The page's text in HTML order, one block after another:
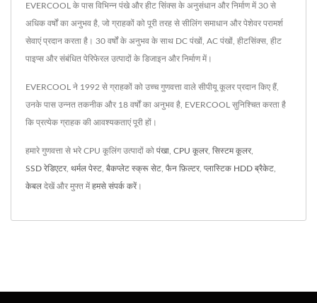
EVERCOOL के पास विभिन्न पंखे और हीट सिंक्स के अनुसंधान और निर्माण में 30 से
अधिक वर्षों का अनुभव है, जो ग्राहकों को पूरी तरह से सीलिंग समाधान और पेशेवर परामर्श
सेवाएं प्रदान करता है। 30 वर्षों के अनुभव के साथ DC पंखों, AC पंखों, हीटसिंक्स, हीट
पाइप्स और संबंधित पेरिफेरल उत्पादों के डिजाइन और निर्माण में।
EVERCOOL ने 1992 से ग्राहकों को उच्च गुणवत्ता वाले सीपीयू कूलर प्रदान किए हैं,
उनके पास उन्नत तकनीक और 18 वर्षों का अनुभव है, EVERCOOL सुनिश्चित करता है
कि प्रत्येक ग्राहक की आवश्यकताएं पूरी हों।
हमारे गुणवत्ता से भरे CPU कूलिंग उत्पादों को पंखा CPU कूलर, सिस्टम कूलर,
SSD रेडिएटर, थर्मल पेस्ट बैकप्लेट स्क्रू सेट फैन फ़िल्टर, प्लास्टिक HDD ब्रैकेट
केबल देखें और मुफ्त मेंहमसे संपर्क करें।